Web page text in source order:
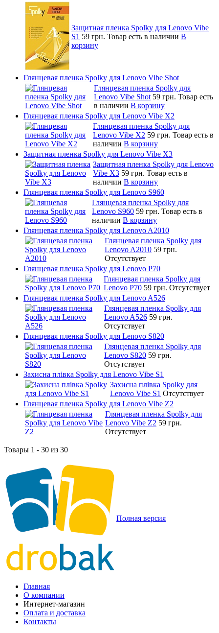
Защитная пленка Spolky для Lenovo Vibe
S1 59 грн. Товар есть в наличии В
корзину
Глянцевая пленка Spolky для Lenovo Vibe Shot
Глянцевая пленка Spolky для
Lenovo Vibe Shot 59 грн. Товар есть
в наличии В корзину
Глянцевая пленка Spolky для Lenovo Vibe X2
Глянцевая пленка Spolky для
Lenovo Vibe X2 59 грн. Товар есть в
наличии В корзину
Защитная пленка Spolky для Lenovo Vibe X3
Защитная пленка Spolky для Lenovo
Vibe X3 59 грн. Товар есть в
наличии В корзину
Глянцевая пленка Spolky для Lenovo S960
Глянцевая пленка Spolky для
Lenovo S960 59 грн. Товар есть в
наличии В корзину
Глянцевая пленка Spolky для Lenovo A2010
Глянцевая пленка Spolky для
Lenovo A2010 59 грн.
Отсутствует
Глянцевая пленка Spolky для Lenovo P70
Глянцевая пленка Spolky для
Lenovo P70 59 грн. Отсутствует
Глянцевая пленка Spolky для Lenovo A526
Глянцевая пленка Spolky для
Lenovo A526 59 грн.
Отсутствует
Глянцевая пленка Spolky для Lenovo S820
Глянцевая пленка Spolky для
Lenovo S820 59 грн.
Отсутствует
Захисна плівка Spolky для Lenovo Vibe S1
Захисна плівка Spolky для
Lenovo Vibe S1 Отсутствует
Глянцевая пленка Spolky для Lenovo Vibe Z2
Глянцевая пленка Spolky для
Lenovo Vibe Z2 59 грн.
Отсутствует
Товары 1 - 30 из 30
Полная версия
Главная
О компании
Интернет-магазин
Оплата и доставка
Контакты